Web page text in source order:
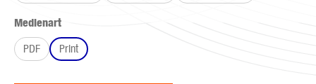
Medienartauswählen
PDF
Print